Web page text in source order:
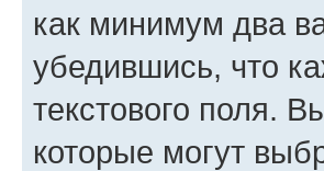
как минимум два
убедившись, что
текстового поля.
которые могут